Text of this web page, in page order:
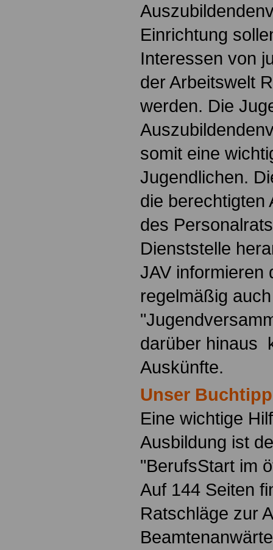
Einrichtung
Interessen von
der Arbeitswelt
werden. Die
somit eine
Jugendlichen.
die berechtigten
des
Dienststelle
JAV informieren
regelmäßig
darüber hinaus
Auskünfte.
Unser Buchtipp
Eine wichtige
Ausbildung ist
"BerufsStart im
Auf 144 Seiten
Ratschläge zur